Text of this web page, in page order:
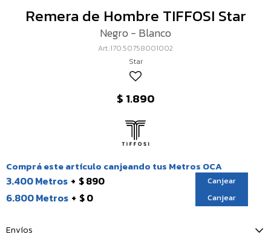
Remera de Hombre TIFFOSI Star
Negro - Blanco
170.50758001002
Star
$ 1.890
Comprá este artículo canjeando tus Metros OCA
3.400 Metros $ 890 Canjear
6.800 Metros $ 0 Canjear
Envíos